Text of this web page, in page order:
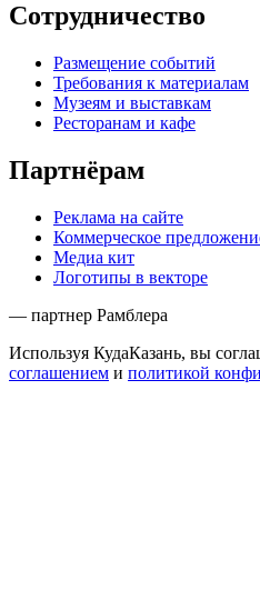
Сотрудничество
Размещение событий
Требования к материалам
Музеям и выставкам
Ресторанам и кафе
Партнёрам
Реклама на сайте
Коммерческое
Медиа кит
Логотипы в векторе
— партнер Рамблера
Используя КудаКазань, вы
соглашением и политикой